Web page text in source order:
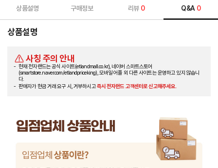
상품설명 구매정보 리뷰 0 Q&A 0
상품설명
사칭 주의 안내
현재 전자랜드는 공식 사이트(etlandmall.co.kr), 네이버 스마트스토어
(smartstore.naver.com/etlandpriceking), 모바일 어플 외 다른 사이트는 운영하고 있지 않습니
다.
판매자가 현금 거래 요구 시, 거부하시고즉시 전자랜드 고객센터로 신고해주세요.